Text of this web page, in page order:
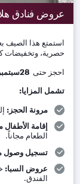
عروض فنادق
استمتع هذا الصيف
حصرية، وتخفيضات
احجز حتى 28سبتمبر
تشمل المزايا:
مرونة الحجز:
إقامة الأطفال
الطعام مجاناً.
تسجيل وصول
عروض السبا:
الفندق.